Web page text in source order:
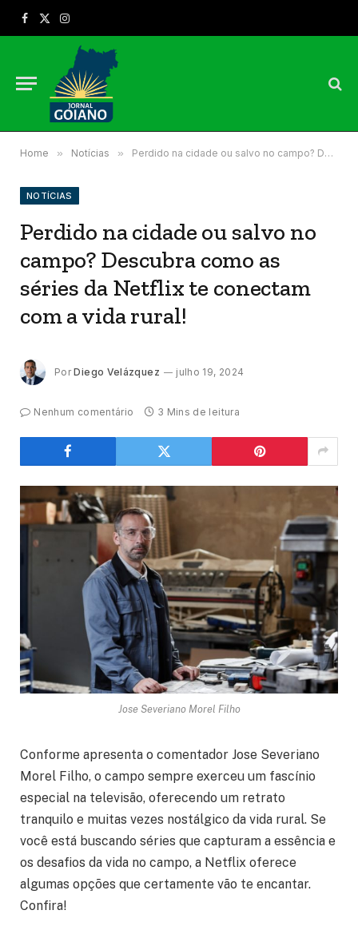
Facebook
X
Instagram
Home » Notícias » Perdido na cidade ou salvo no campo? Descubra como as séries da Netflix te conectam com a vida rural!
NOTÍCIAS
Perdido na cidade ou salvo no
campo? Descubra como as
séries da Netflix te conectam
com a vida rural!
Por Diego Velázquez julho 19, 2024
Nenhum comentário 3 Mins de leitura
Jose Severiano Morel Filho
Conforme apresenta o comentador Jose Severiano
Morel Filho, o campo sempre exerceu um fascínio
especial na televisão, oferecendo um retrato
tranquilo e muitas vezes nostálgico da vida rural. Se
você está buscando séries que capturam a essência e
os desafios da vida no campo, a Netflix oferece
algumas opções que certamente vão te encantar.
Confira!